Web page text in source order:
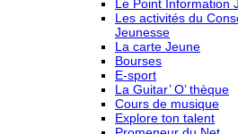
Le Point Information
Les activités du
Jeunesse
La carte Jeune
Bourses
E-sport
La Guitar’ O’ thèque
Cours de musique
Explore ton talent